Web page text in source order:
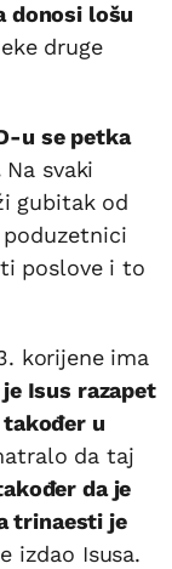
donosi lošu
druge
u se petka
Na svaki
gubitak od
poslove i to
korijene ima
Isus razapet
također u
da taj
da je
trinaesti je
izdao Isusa.